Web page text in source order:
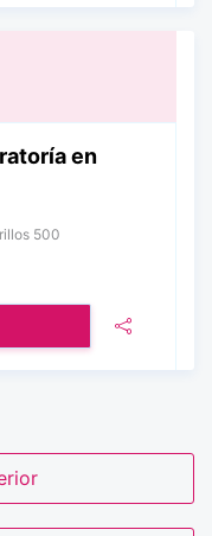
en
500